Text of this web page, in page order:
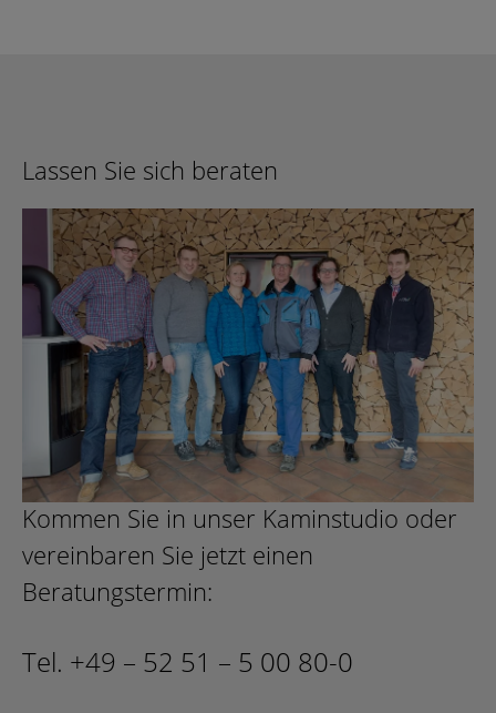
Lassen Sie sich beraten
Kommen Sie in unser Kaminstudio oder
vereinbaren Sie jetzt einen
Beratungstermin:
Tel. +49 – 52 51 – 5 00 80-0